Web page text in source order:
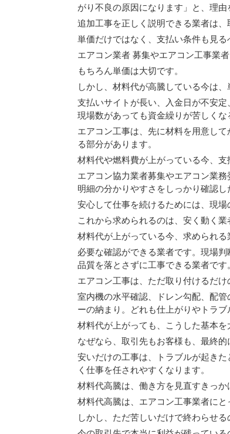
がり不良の原因になります」と、理由
追加工事を正しく説明できる業者は、
単価だけではなく、支払い条件も見る
エアコン業者 募集やエアコン工事業
もちろん単価は大切です。
しかし、材料代が高騰している今は
支払いサイトが長い、入金日が不安
現場数があっても資金繰りが苦しくな
エアコン工事は、先に材料を用意し
る部分があります。
材料代や燃料費が上がっている今、
エアコン協力業者募集やエアコン業
明細の分かりやすさをしっかり確認し
安心して仕事を続けるためには、現場
これから求められるのは、安く動く
材料代が上がっている今、求められ
必要な確認ができる業者です。現場
品質を落とさずに工事できる業者です
エアコン工事は、ただ取り付けるだけ
室内機の水平確認、ドレン勾配、配
ーの納まり。どれも仕上がりやトラブ
材料代が上がっても、こうした基本を
なぜなら、取引先もお客様も、最終
安いだけの工事は、トラブルが起き
く仕事を任されやすくなります。
材料代高騰は、働き方を見直すきっか
材料代高騰は、エアコン工事業者にと
しかし、ただ苦しいだけで終わらせ